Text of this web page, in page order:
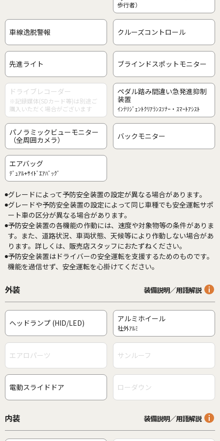
歩行者）
車線逸脱警報 クルーズコントロール
先進ライト ブラインドスポットモニター
ドライブレコーダー
※記録媒体(SDカード等)は別途ご
購入いただく場合がございます
ペダル踏み間違い急発進抑制
装置
ｲﾝﾃﾘｼﾞｪﾝﾄｸﾘｱﾗﾝｽｿﾅｰ・ｽﾏｰﾄｱｼｽﾄ
パノラミックビューモニター
（全周囲カメラ）
バックモニター
エアバッグ
ﾃﾞｭｱﾙ+ｻｲﾄﾞｴｱﾊﾞｯｸﾞ
グレードによって予防安全装置の設定が異なる場合があります。
グレードや予防安全装置の設定によって同じ車種でも安全運転サポ
ート車の区分が異なる場合があります。
予防安全装置の各機能の作動には、速度や対象物等の条件がありま
す。また、道路状況、車両状態、天候等により作動しない場合があ
ります。詳しくは、販売店スタッフにおたずねください。
予防安全装置はドライバーの安全運転を支援するためのものです。
機能を過信せず、安全運転を心掛けてください。
外装 装備説明／用語解説
ヘッドランプ (HID/LED) アルミホイール
社外ｱﾙﾐ
エアロパーツ サンルーフ
電動スライドドア ローダウン
内装 装備説明／用語解説